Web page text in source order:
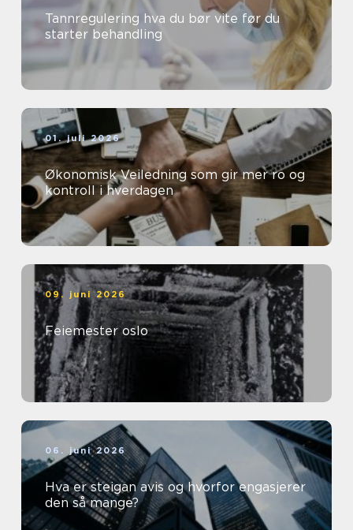
Tannregulering hva du bør vite før du
starter behandling
01. juli 2026
Økonomisk Veiledning som gir mer ro og
kontroll i hverdagen
09. juni 2026
Feiemester oslo
06. juni 2026
Hva er steigan avis og hvorfor engasjerer
den så mange?